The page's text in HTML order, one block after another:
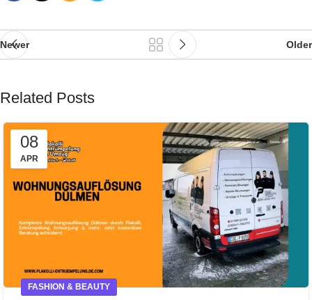
Newer Older
Related Posts
08
APR
FASHION & BEAUTY